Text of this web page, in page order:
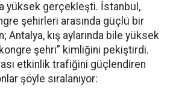
yüksek gerçekleşti. İstanbul,
şehirleri arasında güçlü bir
kış aylarında bile yüksek
şehri” kimliğini pekiştirdi.
etkinlik trafiğini güçlendiren
şöyle sıralanıyor: